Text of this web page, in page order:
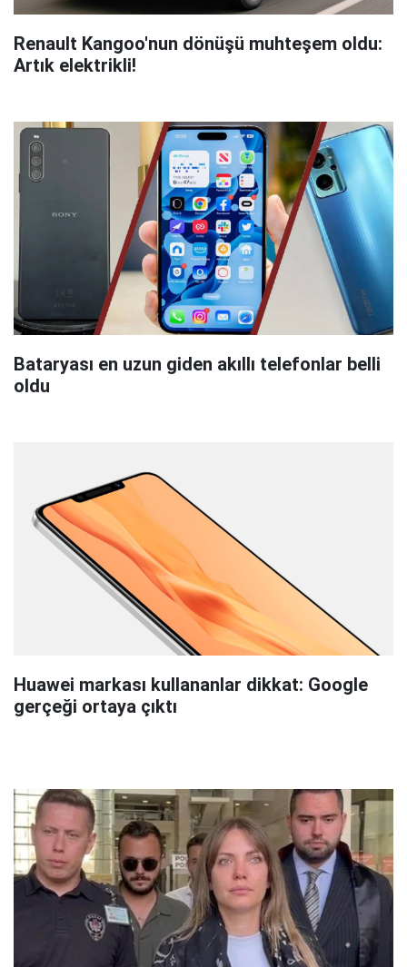
Renault Kangoo'nun dönüşü muhteşem oldu:
Artık elektrikli!
Bataryası en uzun giden akıllı telefonlar belli
oldu
Huawei markası kullananlar dikkat: Google
gerçeği ortaya çıktı